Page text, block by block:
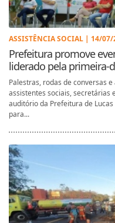
ASSISTÊNCIA SOCIAL | 14/
Prefeitura promove
liderado pela primeira-
Palestras, rodas de conversas
assistentes sociais, secretárias
auditório da Prefeitura de
para...